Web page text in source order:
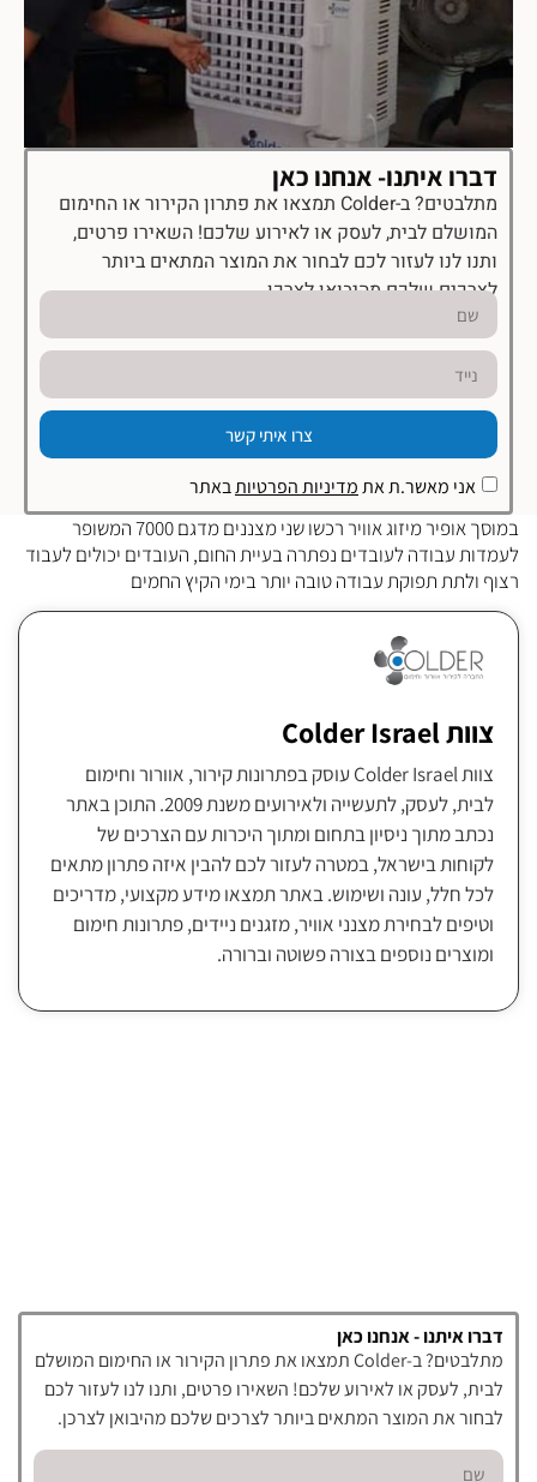
דברו איתנו- אנחנו כאן
מתלבטים? ב-Colder תמצאו את פתרון הקירור או החימום
המושלם לבית, לעסק או לאירוע שלכם! השאירו פרטים,
ותנו לנו לעזור לכם לבחור את המוצר המתאים ביותר
לצרכים שלכם מהיבואן לצרכן.
אני מאשר.ת אתמדיניות הפרטיותבאתר
צרו איתי קשר
במוסך אופיר מיזוג אוויר רכשו שני מצננים מדגם 7000 המשופר
לעמדות עבודה לעובדים נפתרה בעיית החום, העובדים יכולים לעבוד
רצוף ולתת תפוקת עבודה טובה יותר בימי הקיץ החמים
צוות Colder Israel
צוות Colder Israel עוסק בפתרונות קירור, אוורור וחימום
לבית, לעסק, לתעשייה ולאירועים משנת 2009. התוכן באתר
נכתב מתוך ניסיון בתחום ומתוך היכרות עם הצרכים של
לקוחות בישראל, במטרה לעזור לכם להבין איזה פתרון מתאים
לכל חלל, עונה ושימוש. באתר תמצאו מידע מקצועי, מדריכים
וטיפים לבחירת מצנני אוויר, מזגנים ניידים, פתרונות חימום
ומוצרים נוספים בצורה פשוטה וברורה.
דברו איתנו - אנחנו כאן
מתלבטים? ב-Colder תמצאו את פתרון הקירור או החימום המושלם
לבית, לעסק או לאירוע שלכם! השאירו פרטים, ותנו לנו לעזור לכם
לבחור את המוצר המתאים ביותר לצרכים שלכם מהיבואן לצרכן.